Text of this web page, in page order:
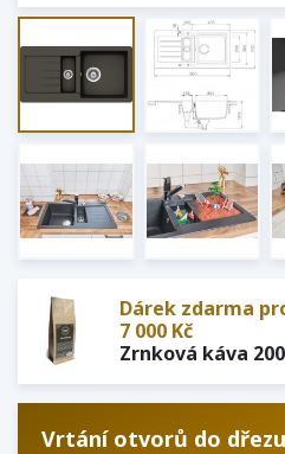
Dárek zdarma
7 000 Kč
Zrnková káva
Vrtání otvorů do